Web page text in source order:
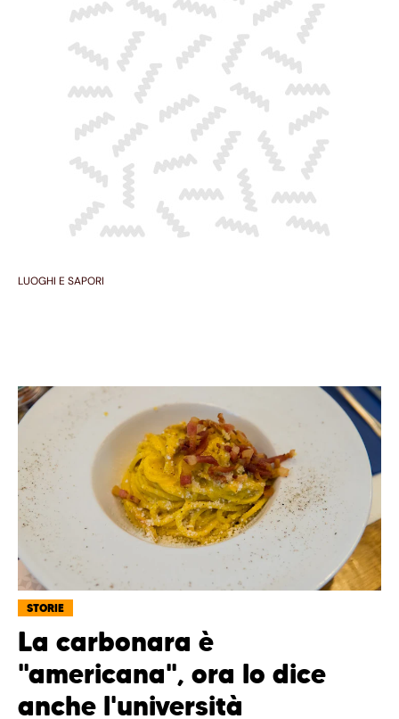
LUOGHI E SAPORI
STORIE
La carbonara è
"americana", ora lo dice
anche l'università